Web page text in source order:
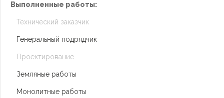
Выполненные работы:
Технический заказчик
Генеральный подрядчик
Проектирование
Земляные работы
Монолитные работы